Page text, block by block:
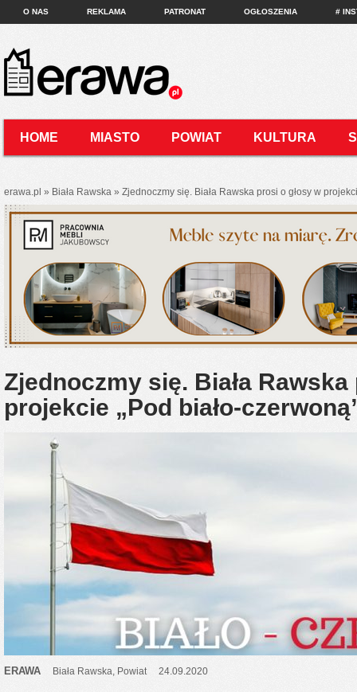
O NAS REKLAMA PATRONAT OGŁOSZENIA #
HOME MIASTO POWIAT KULTURA
erawa.pl » Biała Rawska » Zjednoczmy się. Biała Rawska prosi o głosy w
Zjednoczmy się. Biała Rawska
projekcie „Pod biało-
ERAWA Biała Rawska, Powiat 24.09.2020